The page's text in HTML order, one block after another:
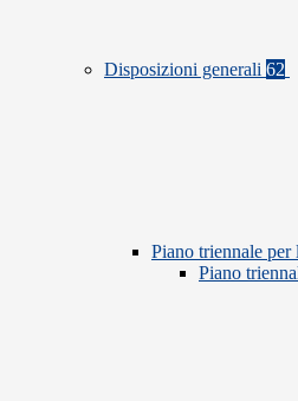
Disposizioni generali 62
Piano triennale per
Piano